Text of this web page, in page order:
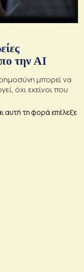
την AI
μπορεί να
όχι εκείνοι που